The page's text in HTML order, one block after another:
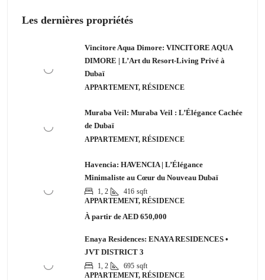
Les dernières propriétés
Vincitore Aqua Dimore: VINCITORE AQUA
DIMORE | L’Art du Resort-Living Privé à
Dubaï
APPARTEMENT, RÉSIDENCE
Muraba Veil: Muraba Veil : L’Élégance Cachée
de Dubaï
APPARTEMENT, RÉSIDENCE
Havencia: HAVENCIA | L’Élégance
Minimaliste au Cœur du Nouveau Dubaï
1, 2 416 sqft
APPARTEMENT, RÉSIDENCE
À partir de AED 650,000
Enaya Residences: ENAYA RESIDENCES •
JVT DISTRICT 3
1, 2 695 sqft
APPARTEMENT, RÉSIDENCE